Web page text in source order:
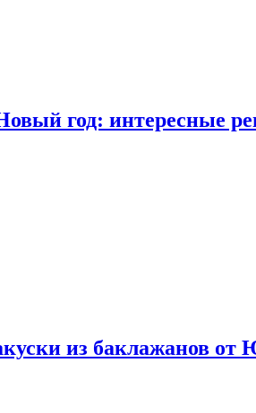
год: интересные
из баклажанов